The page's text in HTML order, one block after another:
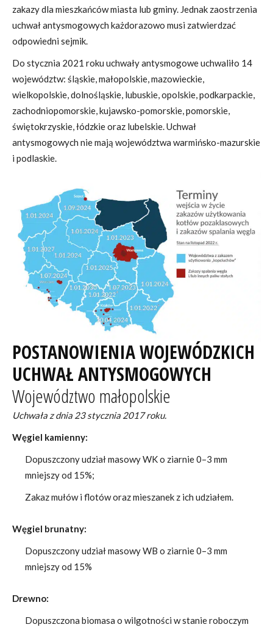
zakazy dla mieszkańców miasta lub gminy. Jednak zaostrzenia
uchwał antysmogowych każdorazowo musi zatwierdzać
odpowiedni sejmik.
Do stycznia 2021 roku uchwały antysmogowe uchwaliło 14
województw: śląskie, małopolskie, mazowieckie,
wielkopolskie, dolnośląskie, lubuskie, opolskie, podkarpackie,
zachodniopomorskie, kujawsko-pomorskie, pomorskie,
świętokrzyskie, łódzkie oraz lubelskie. Uchwał
antysmogowych nie mają województwa warmińsko-mazurskie
i podlaskie.
POSTANOWIENIA WOJEWÓDZKICH
UCHWAŁ ANTYSMOGOWYCH
Województwo małopolskie
Uchwała z dnia 23 stycznia 2017 roku.
Węgiel kamienny:
Dopuszczony udział masowy WK o ziarnie 0–3 mm
mniejszy od 15%;
Zakaz mułów i flotów oraz mieszanek z ich udziałem.
Węgiel brunatny:
Dopuszczony udział masowy WB o ziarnie 0–3 mm
mniejszy od 15%
Drewno:
Dopuszczona biomasa o wilgotności w stanie roboczym